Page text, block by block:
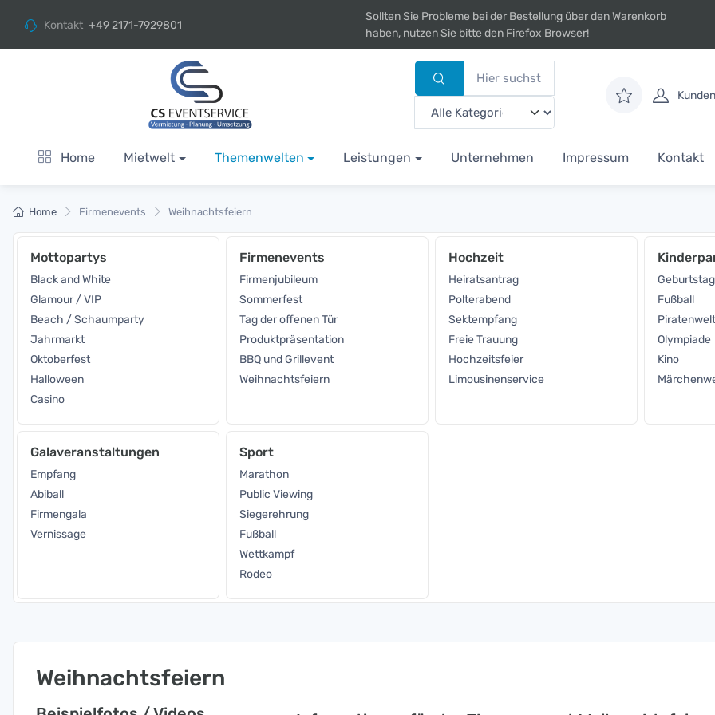
Kontakt +49 2171-7929801
Sollten Sie Probleme bei der Bestellung über den Warenkorb
haben, nutzen Sie bitte den Firefox Browser!
Home Mietwelt Themenwelten Leistungen Unternehmen Impressum Kontakt
Home Firmenevents Weihnachtsfeiern
Mottopartys
Black and White
Glamour / VIP
Beach / Schaumparty
Jahrmarkt
Oktoberfest
Halloween
Casino
Firmenevents
Firmenjubileum
Sommerfest
Tag der offenen Tür
Produktpräsentation
BBQ und Grillevent
Weihnachtsfeiern
Hochzeit
Heiratsantrag
Polterabend
Sektempfang
Freie Trauung
Hochzeitsfeier
Limousinenservice
Geburtstag
Fußball
Piratenwelt
Olympiade
Kino
Galaveranstaltungen
Empfang
Abiball
Firmengala
Vernissage
Sport
Marathon
Public Viewing
Siegerehrung
Fußball
Wettkampf
Rodeo
Weihnachtsfeiern